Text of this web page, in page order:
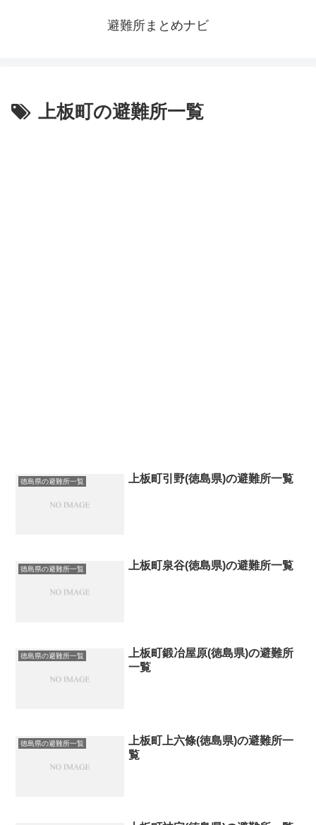
避難所まとめナビ
上板町の避難所一覧
徳島県の避難所一覧 上板町引野(徳島県)の避難所一覧
徳島県の避難所一覧 上板町泉谷(徳島県)の避難所一覧
徳島県の避難所一覧
上板町鍛冶屋原(徳島県)の避難所
一覧
徳島県の避難所一覧
上板町上六條(徳島県)の避難所一
覧